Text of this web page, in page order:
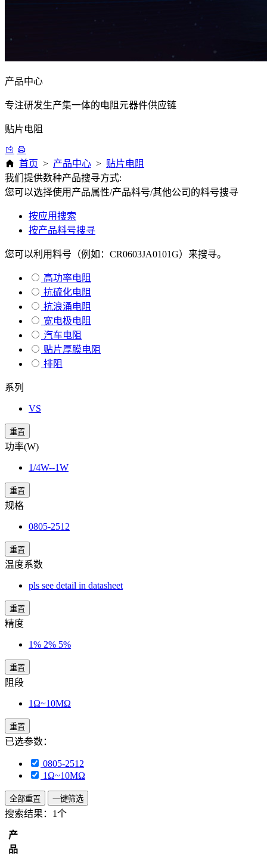
产品中心
专注研发生产集一体的电阻元器件供应链
贴片电阻
首页 > 产品中心 > 贴片电阻
我们提供数种产品搜寻方式:
您可以选择使用产品属性/产品料号/其他公司的料号搜寻
按应用搜索
按产品料号搜寻
您可以利用料号（例如：CR0603JA0101G）来搜寻。
高功率电阻
抗硫化电阻
抗浪涌电阻
宽电极电阻
汽车电阻
贴片厚膜电阻
排阻
系列
VS
重置
功率(W)
1/4W--1W
重置
规格
0805-2512
重置
温度系数
pls see detail in datasheet
重置
精度
1% 2% 5%
重置
阻段
1Ω~10MΩ
重置
已选参数：
0805-2512
1Ω~10MΩ
全部重置 一键筛选
搜索结果： 1个
产
品